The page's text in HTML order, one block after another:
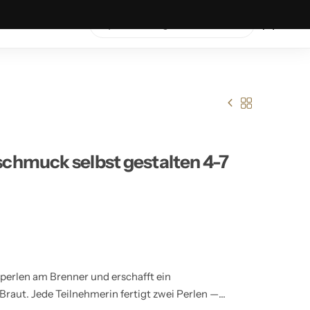
selbst gestalten 4-7
am Brenner und erschafft ein
Jede Teilnehmerin fertigt zwei Perlen —
Style